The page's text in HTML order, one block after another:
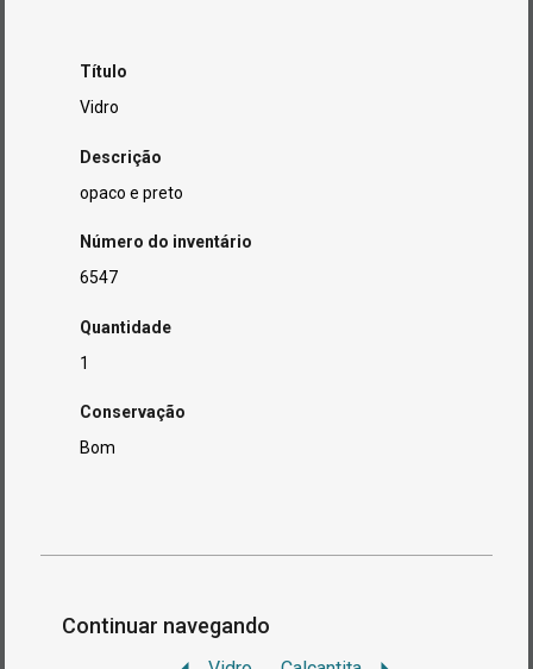
Título
Vidro
Descrição
opaco e preto
Número do inventário
6547
Quantidade
1
Conservação
Bom
Continuar navegando